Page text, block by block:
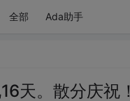
全部 Ada助手
天。散分庆祝！